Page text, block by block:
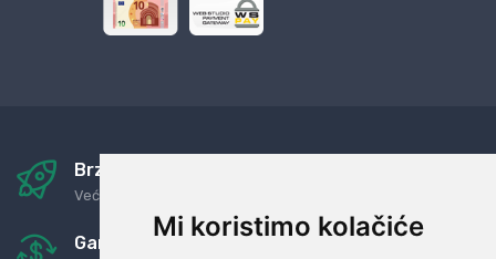
Mi koristimo kolačiće
Brza i sigurna dostava
Već za nekoliko dana kod vas
Garancija u povrat novaca